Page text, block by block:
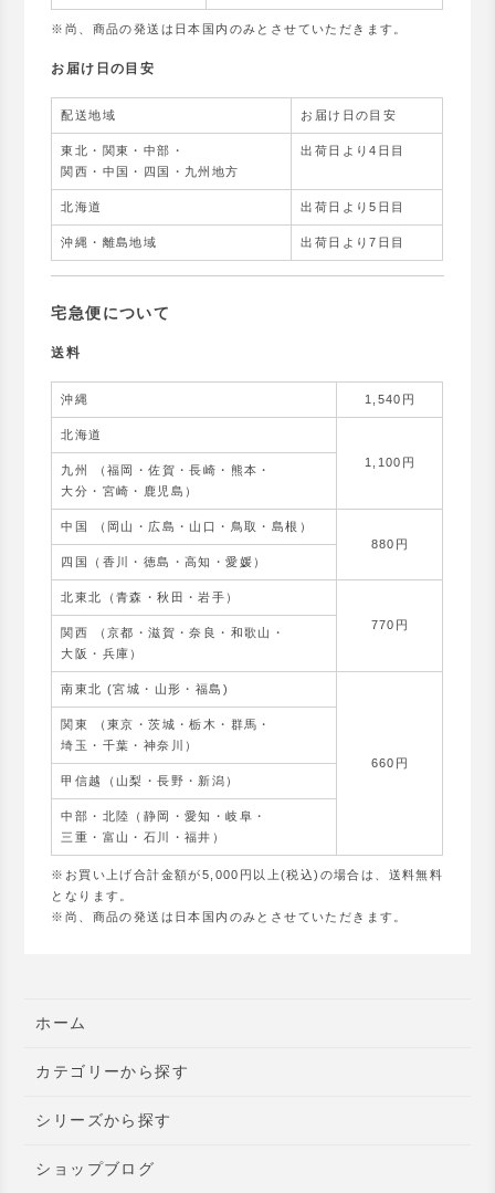
※尚、商品の発送は日本国内のみとさせていただきます。
お届け日の目安
配送地域 お届け日の目安
東北・関東・中部・
関西・中国・四国・九州地方
出荷日より4日目
北海道 出荷日より5日目
沖縄・離島地域 出荷日より7日目
宅急便について
送料
沖縄 1,540円
北海道
1,100円
九州 （福岡・佐賀・長崎・熊本・
大分・宮崎・鹿児島）
中国 （岡山・広島・山口・鳥取・島根）
880円
四国（香川・徳島・高知・愛媛）
北東北（青森・秋田・岩手）
770円
関西 （京都・滋賀・奈良・和歌山・
大阪・兵庫）
南東北 (宮城・山形・福島)
660円
関東 （東京・茨城・栃木・群馬・
埼玉・千葉・神奈川）
甲信越（山梨・長野・新潟）
中部・北陸（静岡・愛知・岐阜・
三重・富山・石川・福井）
※お買い上げ合計金額が5,000円以上(税込)の場合は、送料無料
となります。
※尚、商品の発送は日本国内のみとさせていただきます。
ホーム
カテゴリーから探す
シリーズから探す
ショップブログ